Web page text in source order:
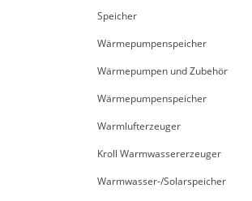
Speicher
Wärmepumpenspeicher
Wärmepumpen und Zubehör
Wärmepumpenspeicher
Warmlufterzeuger
Kroll Warmwassererzeuger
Warmwasser-/Solarspeicher